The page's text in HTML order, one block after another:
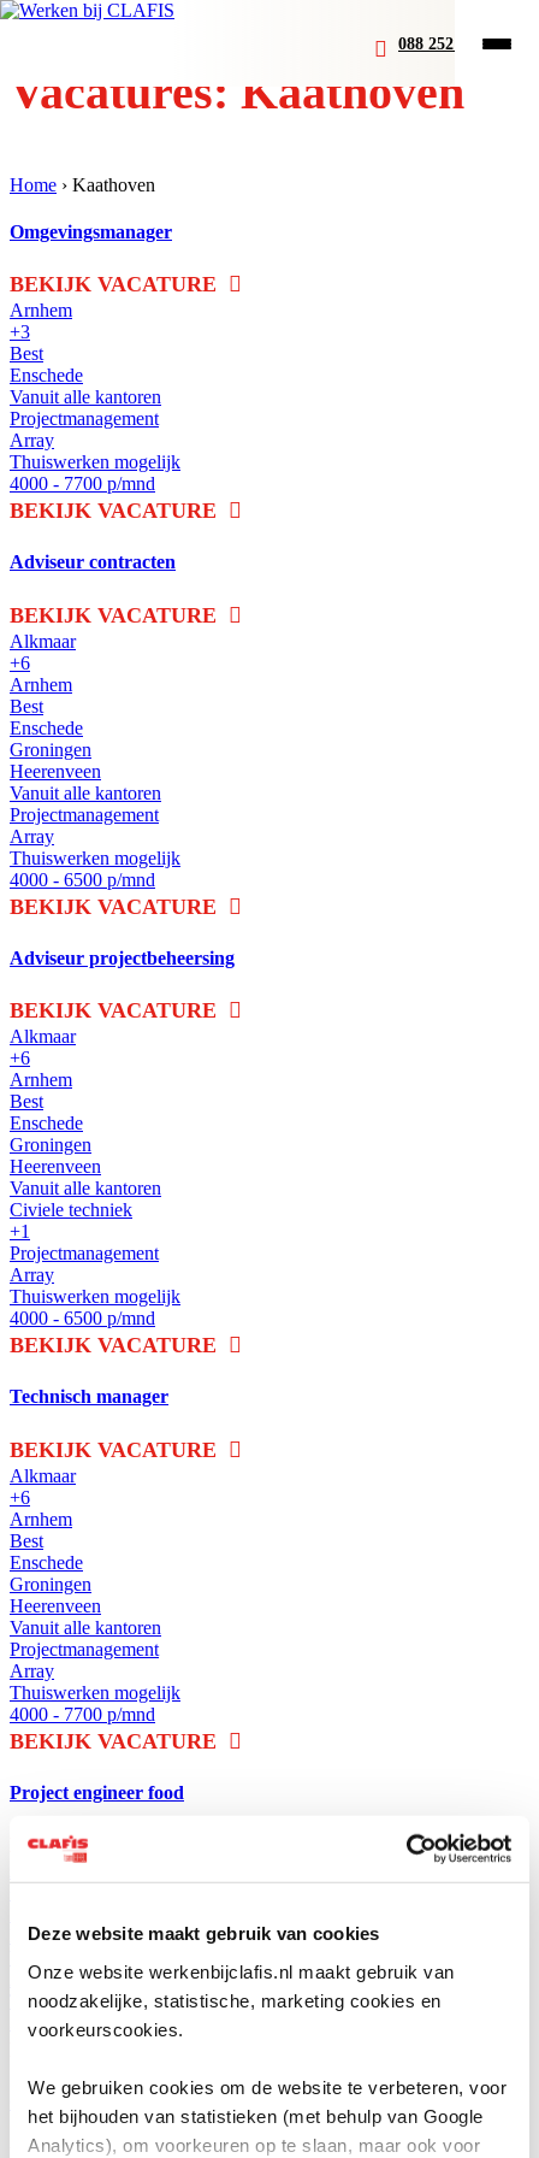
Deze website maakt gebruik van cookies
Onze website werkenbijclafis.nl maakt gebruik van
noodzakelijke, statistische, marketing cookies en
voorkeurscookies.
We gebruiken cookies om de website te verbeteren, voor
het bijhouden van statistieken (met behulp van Google
Analytics), om voorkeuren op te slaan, maar ook voor
088 252 07 00
Vacatures: Kaathoven
Home › Kaathoven
Omgevingsmanager
BEKIJK VACATURE
Arnhem
+3
Best
Enschede
Vanuit alle kantoren
Projectmanagement
Array
Thuiswerken mogelijk
4000 - 7700 p/mnd
BEKIJK VACATURE
Adviseur contracten
BEKIJK VACATURE
Alkmaar
+6
Arnhem
Best
Enschede
Groningen
Heerenveen
Vanuit alle kantoren
Projectmanagement
Array
Thuiswerken mogelijk
4000 - 6500 p/mnd
BEKIJK VACATURE
Adviseur projectbeheersing
BEKIJK VACATURE
Alkmaar
+6
Arnhem
Best
Enschede
Groningen
Heerenveen
Vanuit alle kantoren
Civiele techniek
+1
Projectmanagement
Array
Thuiswerken mogelijk
4000 - 6500 p/mnd
BEKIJK VACATURE
Technisch manager
BEKIJK VACATURE
Alkmaar
+6
Arnhem
Best
Enschede
Groningen
Heerenveen
Vanuit alle kantoren
Projectmanagement
Array
Thuiswerken mogelijk
4000 - 7700 p/mnd
BEKIJK VACATURE
Project engineer food
BEKIJK VACATURE
Enschede
Array
Thuiswerken mogelijk
3300 - 5700 p/mnd
Civiel werkvoorbereider